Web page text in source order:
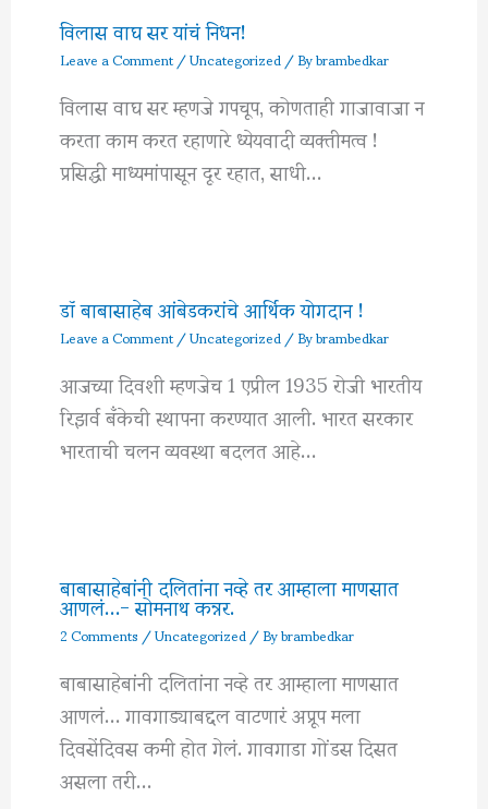
विलास वाघ सर यांचं निधन!
Leave a Comment/Uncategorized/ Bybrambedkar
विलास वाघ सर म्हणजे गपचूप, कोणताही गाजावाजा न
करता काम करत रहाणारे ध्येयवादी व्यक्तीमत्व !
प्रसिद्धी माध्यमांपासून दूर रहात, साधी…
डॉ बाबासाहेब आंबेडकरांचे आर्थिक योगदान !
Leave a Comment/Uncategorized/ Bybrambedkar
आजच्या दिवशी म्हणजेच 1 एप्रील 1935 रोजी भारतीय
रिझर्व बँकेची स्थापना करण्यात आली. भारत सरकार
भारताची चलन व्यवस्था बदलत आहे…
बाबासाहेबांनी दलितांना नव्हे तर आम्हाला माणसात
आणलं…- सोमनाथ कन्नर.
2 Comments/Uncategorized/ Bybrambedkar
बाबासाहेबांनी दलितांना नव्हे तर आम्हाला माणसात
आणलं… गावगाड्याबद्दल वाटणारं अप्रूप मला
दिवसेंदिवस कमी होत गेलं. गावगाडा गोंडस दिसत
असला तरी…